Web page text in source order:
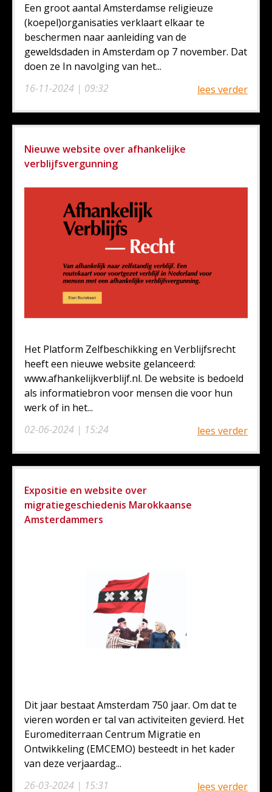
16-11-2024 | 09:32
Een groot aantal Amsterdamse religieuze
(koepel)organisaties verklaart elkaar te
beschermen naar aanleiding van de
geweldsdaden in Amsterdam op 7 november. Dat
doen ze In navolging van het...
lees verder
Nieuwe website over afhankelijke
verblijfsvergunning
02-06-2024 | 15:24
Het Platform Zelfbeschikking en Verblijfsrecht
heeft een nieuwe website gelanceerd:
www.afhankelijkverblijf.nl. De website is bedoeld
als informatiebron voor mensen die voor hun
werk of in het...
lees verder
Expositie en website over
migratiegeschiedenis Marokkaanse
Amsterdammers
26-03-2024 | 15:31
Dit jaar bestaat Amsterdam 750 jaar. Om dat te
vieren worden er tal van activiteiten gevierd. Het
Euromediterraan Centrum Migratie en
Ontwikkeling (EMCEMO) besteedt in het kader
van deze verjaardag...
lees verder